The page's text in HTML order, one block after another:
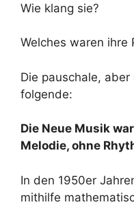
Wie klang sie?
Welches waren ihre
Die pauschale,
folgende:
Die Neue Musik
Melodie, ohne
In den 1950er
mithilfe